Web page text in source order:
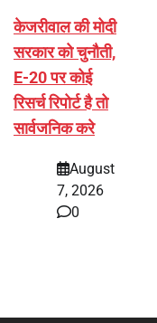
केजरीवाल की मोदी
सरकार को चुनौती,
E-20 पर कोई
रिसर्च रिपोर्ट है तो
सार्वजनिक करे
August
7, 2026
0